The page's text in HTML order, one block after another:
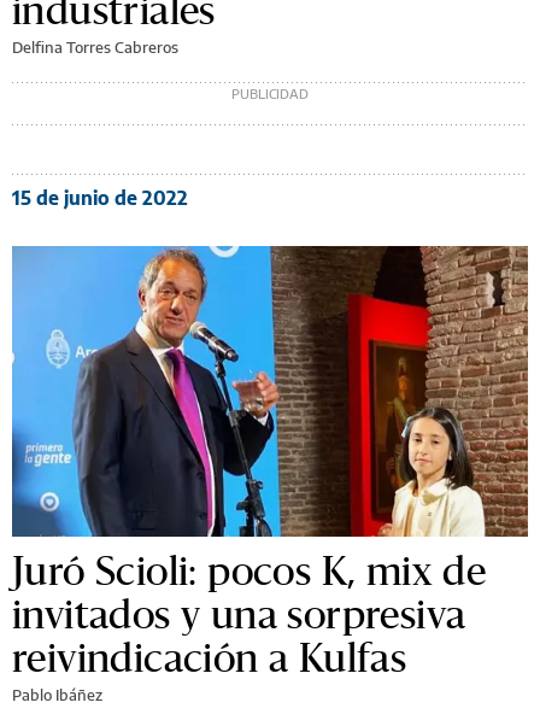
Delfina Torres Cabreros
15 de junio de 2022
Juró Scioli: pocos K, mix de
invitados y una sorpresiva
reivindicación a Kulfas
Pablo Ibáñez